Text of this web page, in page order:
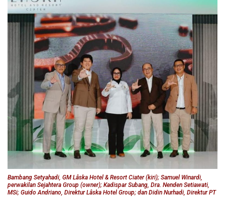
Bambang Setyahadi, GM Lâska Hotel & Resort Ciater (kiri); Samuel Winardi,
perwakilan Sejahtera Group (owner); Kadispar Subang, Dra. Nenden Setiawati,
MSi; Guido Andriano, Direktur Lâska Hotel Group; dan Didin Nurhadi, Direktur PT